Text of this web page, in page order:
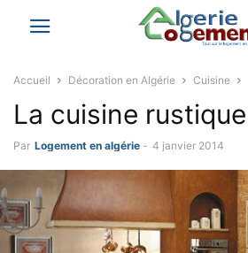
Accueil Décoration en Algérie Cuisine
La cuisine rustique
Par Logement en algérie - 4 janvier 2014